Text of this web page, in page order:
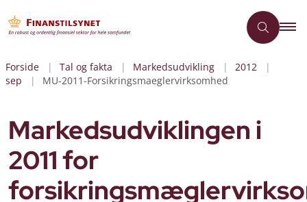
Forside Tal og fakta Markedsudvikling
2012
sep
MU-2011-Forsikringsmaeglervirksomhed
Markedsudviklingen i
2011 for